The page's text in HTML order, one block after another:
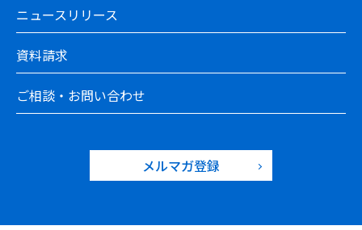
ニュースリリース
資料請求
ご相談・お問い合わせ
メルマガ登録